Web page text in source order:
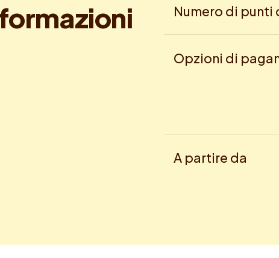
ormazioni Numero di punti
Opzioni di
A partire da